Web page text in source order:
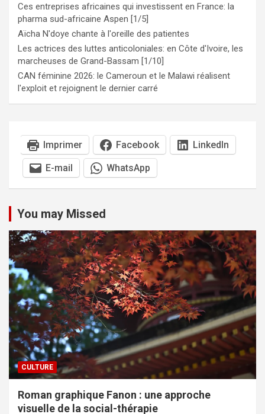
Ces entreprises africaines qui investissent en France: la
pharma sud-africaine Aspen [1/5]
Aïcha N'doye chante à l'oreille des patientes
Les actrices des luttes anticoloniales: en Côte d'Ivoire, les
marcheuses de Grand-Bassam [1/10]
CAN féminine 2026: le Cameroun et le Malawi réalisent
l'exploit et rejoignent le dernier carré
Imprimer Facebook LinkedIn
E-mail WhatsApp
You may Missed
CULTURE
Roman graphique Fanon : une approche
visuelle de la social-thérapie